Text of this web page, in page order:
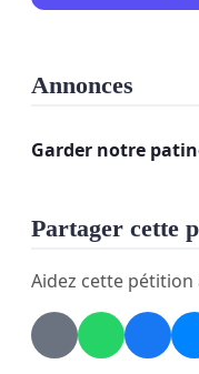
Annonces
Garder notre
Partager cette
Aidez cette